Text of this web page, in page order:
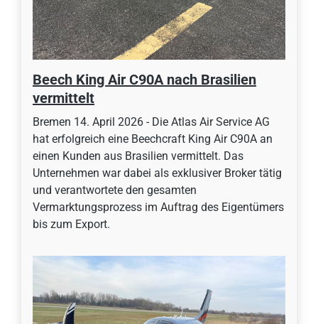
Beech King Air C90A nach Brasilien
vermittelt
Bremen 14. April 2026 - Die Atlas Air Service AG
hat erfolgreich eine Beechcraft King Air C90A an
einen Kunden aus Brasilien vermittelt. Das
Unternehmen war dabei als exklusiver Broker tätig
und verantwortete den gesamten
Vermarktungsprozess im Auftrag des Eigentümers
bis zum Export.